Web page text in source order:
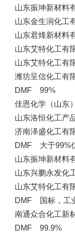
山东振坤新材料
山东金生润化工
山东君烽新材料
山东艾特化工有
山东艾特化工有
潍坊呈信化工有
DMF 99%
佳恩化学（山东
山东洛恒化工产
济南泽盛化工有
DMF 大于99%
山东振坤新材料
山东兴鹏永发化
山东艾特化工有
DMF 国标，工
南通众合化工新
DMF 99.9%